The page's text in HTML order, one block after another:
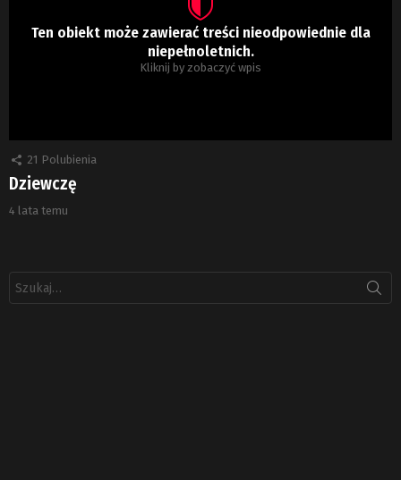
Ten obiekt może zawierać treści nieodpowiednie dla
niepełnoletnich.
Kliknij by zobaczyć wpis
21 Polubienia
Dziewczę
4 lata temu